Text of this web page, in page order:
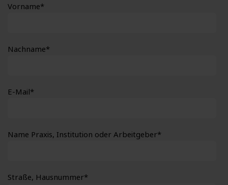
Vorname*
Nachname*
E-Mail*
Name Praxis, Institution oder Arbeitgeber*
Straße, Hausnummer*